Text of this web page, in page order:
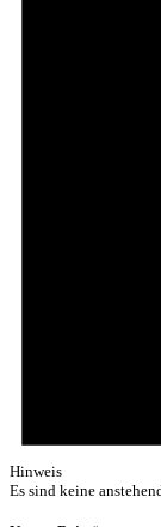
Hinweis
Es sind keine